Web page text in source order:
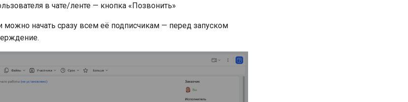
в чате/ленте — кнопка «Позвонить»
можно начать сразу всем её подписчикам — перед запуском